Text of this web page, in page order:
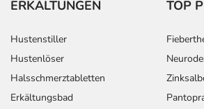
ERKÄLTUNGEN
Hustenstiller
Hustenlöser
Halsschmerztabletten
Erkältungsbad
TOP